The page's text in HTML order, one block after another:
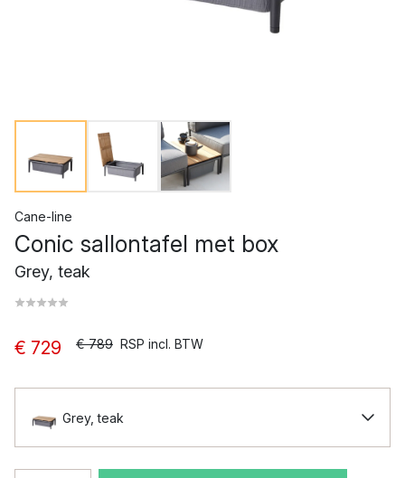
Cane-line
Conic sallontafel met box
Grey, teak
€ 729 € 789 RSP incl. BTW
Grey, teak